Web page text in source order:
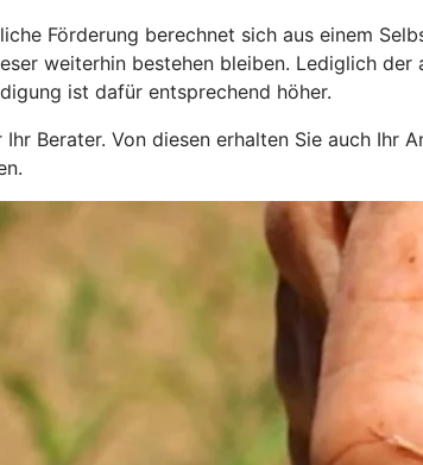
Förderung berechnet sich aus einem
weiterhin bestehen bleiben. Lediglich
ist dafür entsprechend höher.
Berater. Von diesen erhalten Sie auch